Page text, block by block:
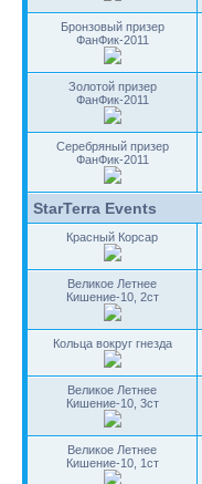
Бронзовый призер
ФанФик-2011
Золотой призер
ФанФик-2011
Серебряный призер
ФанФик-2011
StarTerra Events
Красный Корсар
Великое Летнее
Кишение-10, 2ст
Кольца вокруг гнезда
Великое Летнее
Кишение-10, 3ст
Великое Летнее
Кишение-10, 1ст